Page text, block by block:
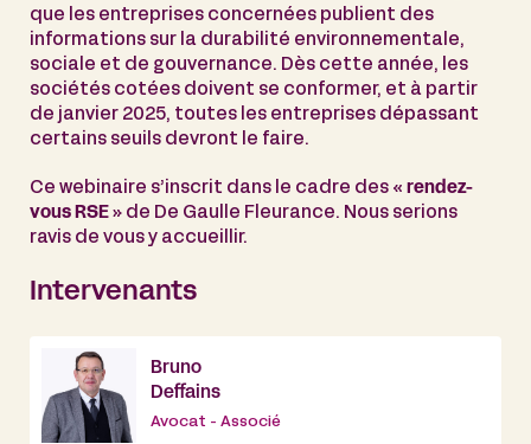
que les entreprises concernées publient des
informations sur la durabilité environnementale,
sociale et de gouvernance. Dès cette année, les
sociétés cotées doivent se conformer, et à partir
de janvier 2025, toutes les entreprises dépassant
certains seuils devront le faire.
Ce webinaire s’inscrit dans le cadre des « rendez-
vous RSE » de De Gaulle Fleurance. Nous serions
ravis de vous y accueillir.
Intervenants
Bruno
Deffains
Avocat - Associé